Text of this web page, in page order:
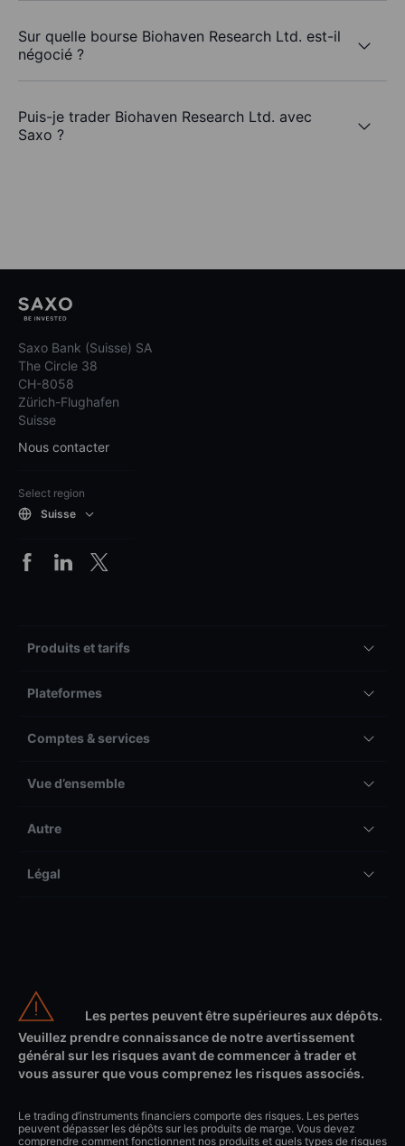
Sur quelle bourse Biohaven Research Ltd. est-il
négocié ?
Puis-je trader Biohaven Research Ltd. avec
Saxo ?
Saxo Bank (Suisse) SA
The Circle 38
CH-8058
Zürich-Flughafen
Suisse
Nous contacter
Select region
Suisse
Produits et tarifs
Plateformes
Comptes & services
Vue d’ensemble
Autre
Légal
Les pertes peuvent être supérieures aux dépôts.
Veuillez prendre connaissance de notre avertissement
général sur les risques avant de commencer à trader et
vous assurer que vous comprenez les risques associés.
Le trading d’instruments financiers comporte des risques. Les pertes
peuvent dépasser les dépôts sur les produits de marge. Vous devez
comprendre comment fonctionnent nos produits et quels types de risques